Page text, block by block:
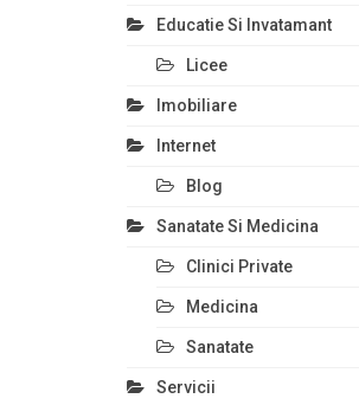
Educatie Si Invatamant
Licee
Imobiliare
Internet
Blog
Sanatate Si Medicina
Clinici Private
Medicina
Sanatate
Servicii